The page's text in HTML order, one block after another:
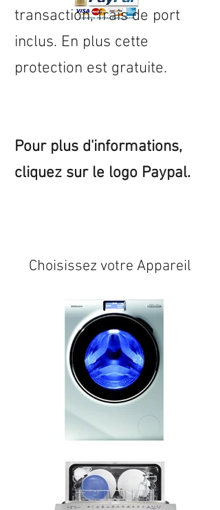
transaction, frais de port
inclus. En plus cette
protection est gratuite.
Pour plus d'informations,
cliquez sur le logo Paypal.
Choisissez votre Appareil